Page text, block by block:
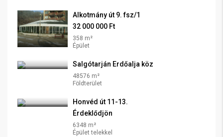
Alkotmány út 9. fsz/1
32 000 000 Ft
358 m²
Épület
Salgótarján Erdőalja köz
48576 m²
Földterület
Honvéd út 11-13.
Érdeklődjön
6348 m²
Épület telekkel